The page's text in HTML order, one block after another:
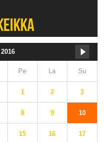
Pe La Su
1 2 3
8 9 10
15 16 17